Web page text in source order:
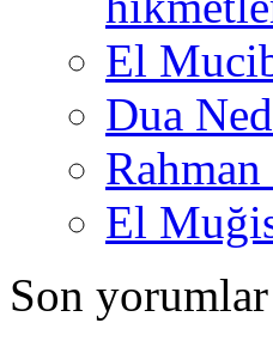
El
Dua
El
Son yorumlar